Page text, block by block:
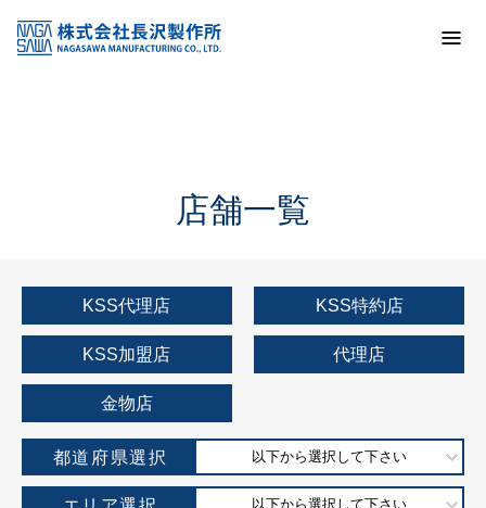
KSS加盟店・取扱店情報
店舗一覧
店舗一覧
KSS代理店 KSS特約店
KSS加盟店 代理店
金物店
都道府県選択 以下から選択して下さい
以下から選択して下さい